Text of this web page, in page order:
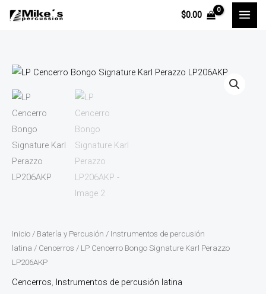
$0.00
Inicio / Batería y Percusión / Instrumentos de percusión
latina / Cencerros / LP Cencerro Bongo Signature Karl Perazzo
LP206AKP
Cencerros, Instrumentos de percusión latina
LP
Cencerro
Bongo
Signature
Karl
Perazzo
LP206AKP
cantidad